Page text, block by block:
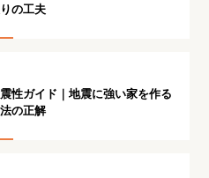
の工夫
性ガイド｜地震に強い家を作る
の正解